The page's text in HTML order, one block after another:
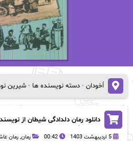
اُخودان- دسته نویسنده ها - شیرین
دانلود رمان دلدادگی شیطان از
5 اردیبهشت 1403 00:42 رمان,رمان